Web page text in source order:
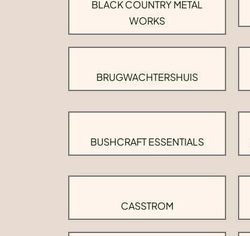
BLACK COUNTRY METAL
WORKS
BRUGWACHTERSHUIS
BUSHCRAFT ESSENTIALS
CASSTROM